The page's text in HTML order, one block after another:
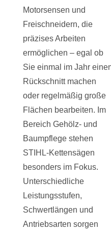
Motorsensen und
Freischneidern, die
präzises Arbeiten
ermöglichen – egal ob
Sie einmal im Jahr
Rückschnitt machen
oder regelmäßig große
Flächen bearbeiten. Im
Bereich Gehölz- und
Baumpflege stehen
STIHL-Kettensägen
besonders im Fokus.
Unterschiedliche
Leistungsstufen,
Schwertlängen und
Antriebsarten sorgen